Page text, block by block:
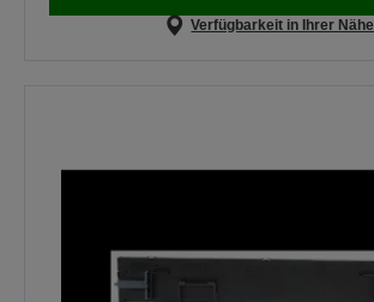
Verfügbarkeit in Ihrer Nähe